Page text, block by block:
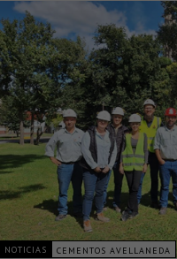
NOTICIAS CEMENTOS AVELLANEDA